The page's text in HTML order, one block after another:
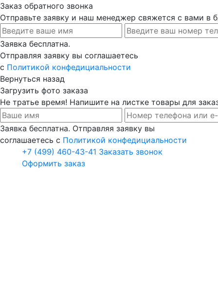
Заказ обратного звонка
Отправьте заявку и наш менеджер свяжется с вами в
Заявка бесплатна.
Отправляя заявку вы соглашаетесь
с Политикой конфедициальности
Вернуться назад
Загрузить фото заказа
Не тратье время! Напишите на листке товары для
Заявка бесплатна. Отправляя заявку вы
соглашаетесь с Политикой конфедициальности
+7 (499) 460-43-41 Заказать звонок
Оформить заказ